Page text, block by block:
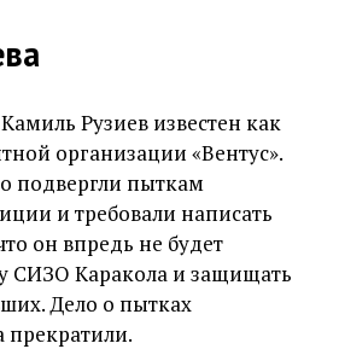
Рузиев известен как
организации «Вентус».
подвергли пыткам
и требовали написать
он впредь не будет
СИЗО Каракола и защищать
Дело о пытках